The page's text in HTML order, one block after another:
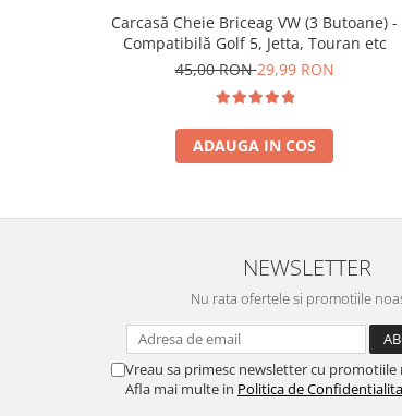
Carcasă Cheie Briceag VW (3 Butoane) -
Compatibilă Golf 5, Jetta, Touran etc
45,00 RON29,99 RON
ADAUGA IN COS
NEWSLETTER
Nu rata ofertele si promotiile
Vreau sa primesc newsletter cu promotiile
Afla mai multe in Politica de